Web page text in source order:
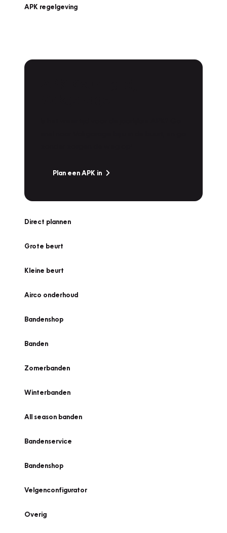
APK regelgeving
Plan een APK in
Direct plannen
Grote beurt
Kleine beurt
Airco onderhoud
Bandenshop
Banden
Zomerbanden
Winterbanden
All season banden
Bandenservice
Bandenshop
Velgenconfigurator
Overig